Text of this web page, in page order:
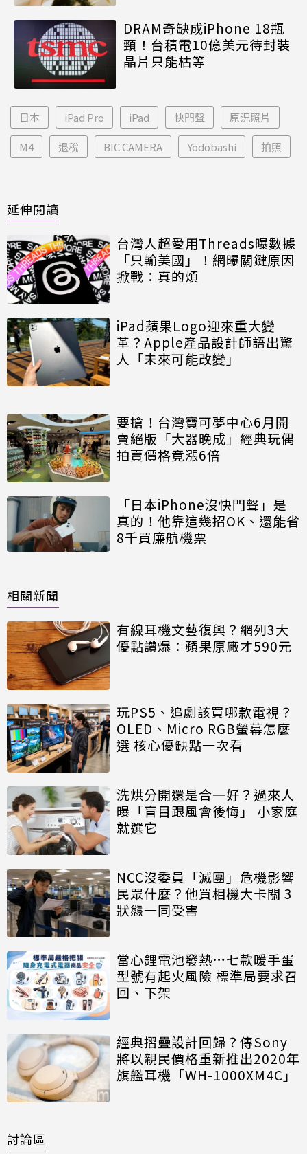
DRAM奇缺成iPhone 18瓶
頸！台積電10億美元待封裝
晶片只能枯等
日本 iPad Pro iPad 快門聲 原況照片
M4 退稅 BIC CAMERA Yodobashi 拍照
延伸閱讀
台灣人超愛用Threads曝數據
「只輸美國」！網曝關鍵原因
掀戰：真的煩
iPad蘋果Logo迎來重大變
革？Apple產品設計師語出驚
人「未來可能改變」
要搶！台灣寶可夢中心6月開
賣絕版「大器晚成」經典玩偶
拍賣價格竟漲6倍
「日本iPhone沒快門聲」是
真的！他靠這幾招OK、還能省
8千買廉航機票
相關新聞
有線耳機文藝復興？網列3大
優點讚爆：蘋果原廠才590元
玩PS5、追劇該買哪款電視？
OLED、Micro RGB螢幕怎麼
選 核心優缺點一次看
洗烘分開還是合一好？過來人
曝「盲目跟風會後悔」 小家庭
就選它
NCC沒委員「滅團」危機影響
民眾什麼？他買相機大卡關 3
狀態一同受害
當心鋰電池發熱…七款暖手蛋
型號有起火風險 標準局要求召
回、下架
經典摺疊設計回歸？傳Sony
將以親民價格重新推出2020年
旗艦耳機「WH-1000XM4C」
討論區